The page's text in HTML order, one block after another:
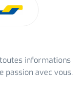
informations
passion avec vous.